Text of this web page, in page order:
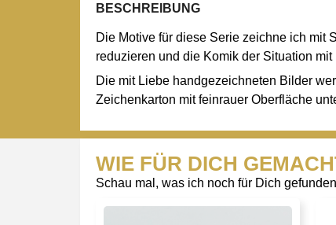
BESCHREIBUNG
Die Motive für diese Serie zeichne ich mit
reduzieren und die Komik der Situation
Die mit Liebe handgezeichneten Bilder
Zeichenkarton mit feinrauer Oberfläche
WIE FÜR DICH
Schau mal, was ich noch für Dich